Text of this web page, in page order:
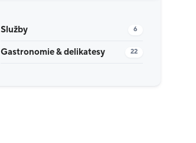
Služby 6
Gastronomie & delikatesy 22